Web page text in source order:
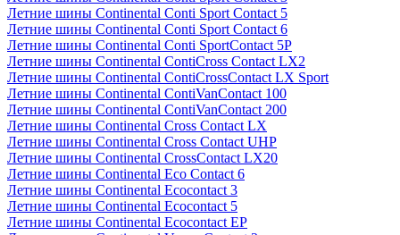
Летние шины Continental Conti Sport Contact 5
Летние шины Continental Conti Sport Contact 6
Летние шины Continental Conti SportContact 5P
Летние шины Continental ContiCross Contact LX2
Летние шины Continental ContiCrossContact LX Sport
Летние шины Continental ContiVanContact 100
Летние шины Continental ContiVanContact 200
Летние шины Continental Cross Contact LX
Летние шины Continental Cross Contact UHP
Летние шины Continental CrossContact LX20
Летние шины Continental Eco Contact 6
Летние шины Continental Ecocontact 3
Летние шины Continental Ecocontact 5
Летние шины Continental Ecocontact EP